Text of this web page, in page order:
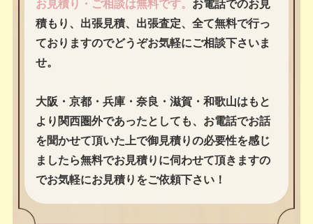
お見積り・ご相談は無料です。 お電話でのお見
積もり、出張見積、出張査定、全て無料で行っ
ておりますのでどうぞお気軽にご相談下さいま
せ。
大阪・京都・兵庫・奈良・滋賀・和歌山はもと
より関西圏外であったとしても、お電話でお話
を聞かせて頂いた上で御見積りの必要性を感じ
ましたら無料でお見積りに伺わせて頂きますの
でお気軽にお見積りをご依頼下さい！